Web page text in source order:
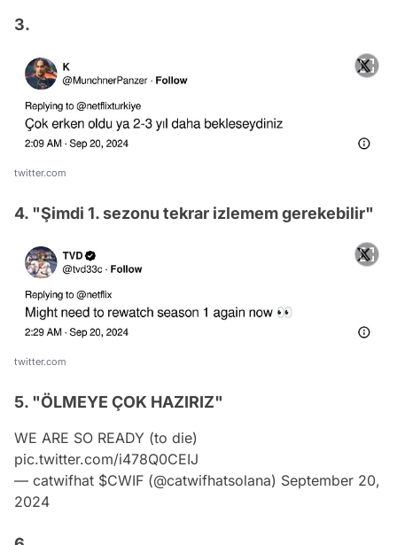
3.
twitter.com
4. "Şimdi 1. sezonu tekrar izlemem gerekebilir"
twitter.com
5. "ÖLMEYE ÇOK HAZIRIZ"
WE ARE SO READY (to die)
pic.twitter.com/i478Q0CEIJ
— catwifhat $CWIF (@catwifhatsolana) September 20,
2024